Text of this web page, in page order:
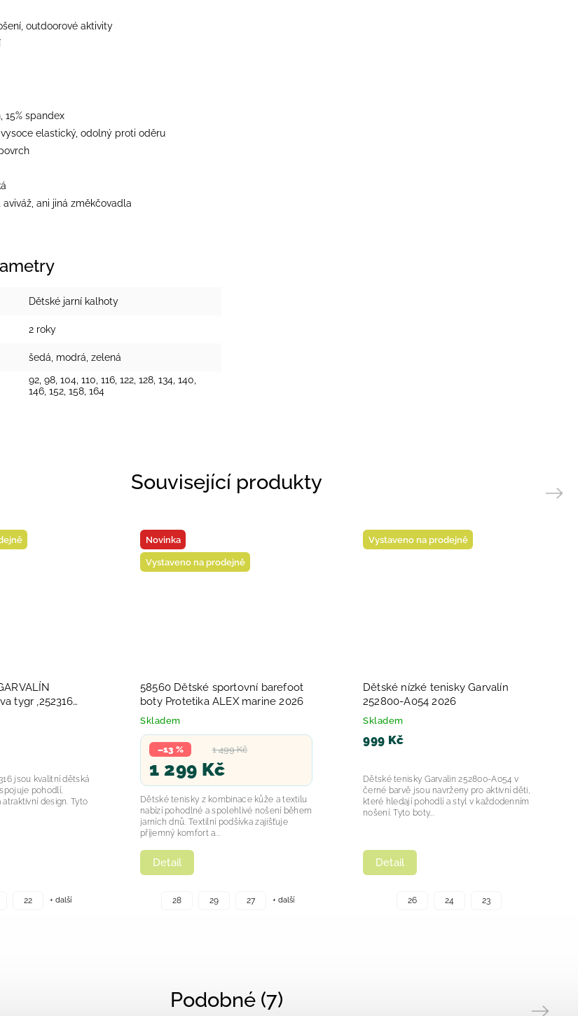
outdoorové aktivity
15% spandex
elastický, odolný proti oděru
ani jiná změkčovadla
Dětské jarní kalhoty
2 roky
šedá modrá zelená
92, 98, 104, 110, 116, 122, 128, 134, 140,
146, 152, 158, 164
Související produkty
tygr ,252316
jsou kvalitní dětská
pohodlí,
design. Tyto
22 + další
Novinka
Vystaveno na prodejně
58560 Dětské sportovní barefoot
boty Protetika ALEX marine 2026
Skladem
1 499 Kč
–13 %
1 299 Kč
Detail
Dětské tenisky z kombinace kůže a textilu
nabízí pohodlné a spolehlivé nošení během
jarních dnů. Textilní podšívka zajišťuje
příjemný komfort a...
28 29 27 + další
Vystaveno na prodejně
Dětské nízké tenisky Garvalín
252800-A054 2026
Skladem
999 Kč
Detail
Dětské tenisky Garvalin 252800-A054 v
černé barvě jsou navrženy pro aktivní děti,
které hledají pohodlí a styl v každodenním
nošení. Tyto boty...
26 24 23
Next
Podobné (7) Next